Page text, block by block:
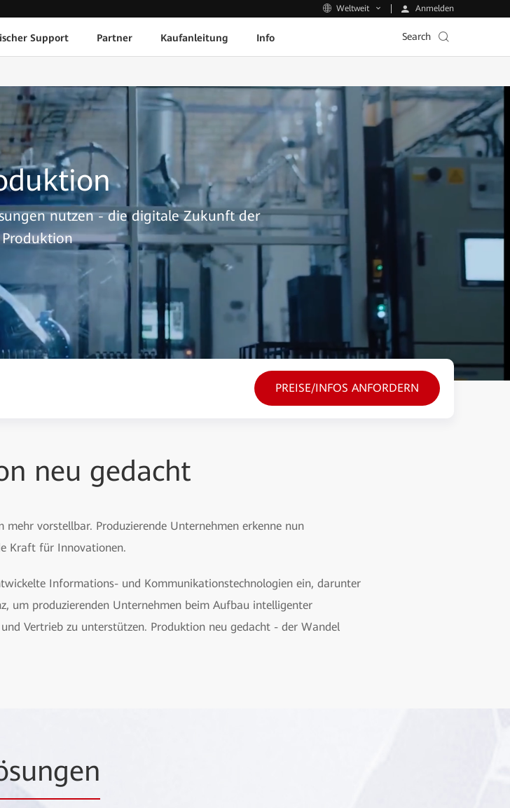
Weltweit Anmelden
Support Partner Kaufanleitung Info Search
nutzen - die digitale Zukunft der
Produktion
PREISE/INFOS ANFORDERN
neu gedacht
vorstellbar. Produzierende Unternehmen erkenne nun
Kraft für Innovationen.
Informations- und Kommunikationstechnologien ein, darunter
um produzierenden Unternehmen beim Aufbau intelligenter
Vertrieb zu unterstützen. Produktion neu gedacht - der Wandel